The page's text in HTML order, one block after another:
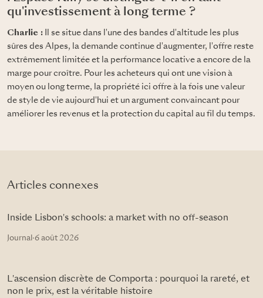
qu'investissement à long terme ?
Charlie : Il se situe dans l'une des bandes d'altitude les plus
sûres des Alpes, la demande continue d'augmenter, l'offre reste
extrêmement limitée et la performance locative a encore de la
marge pour croître. Pour les acheteurs qui ont une vision à
moyen ou long terme, la propriété ici offre à la fois une valeur
de style de vie aujourd'hui et un argument convaincant pour
améliorer les revenus et la protection du capital au fil du temps.
Articles connexes
Inside Lisbon's schools: a market with no off-season
Journal ·6 août 2026
L'ascension discrète de Comporta : pourquoi la rareté, et
non le prix, est la véritable histoire